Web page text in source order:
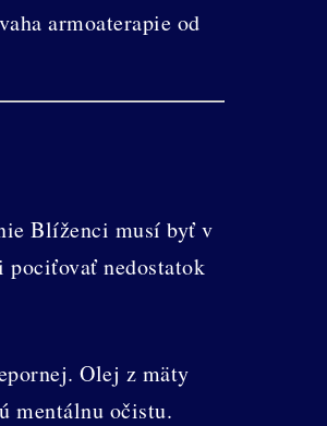
armoaterapie od
Blíženci musí byť v
nedostatok
Olej z mäty
mentálnu očistu.